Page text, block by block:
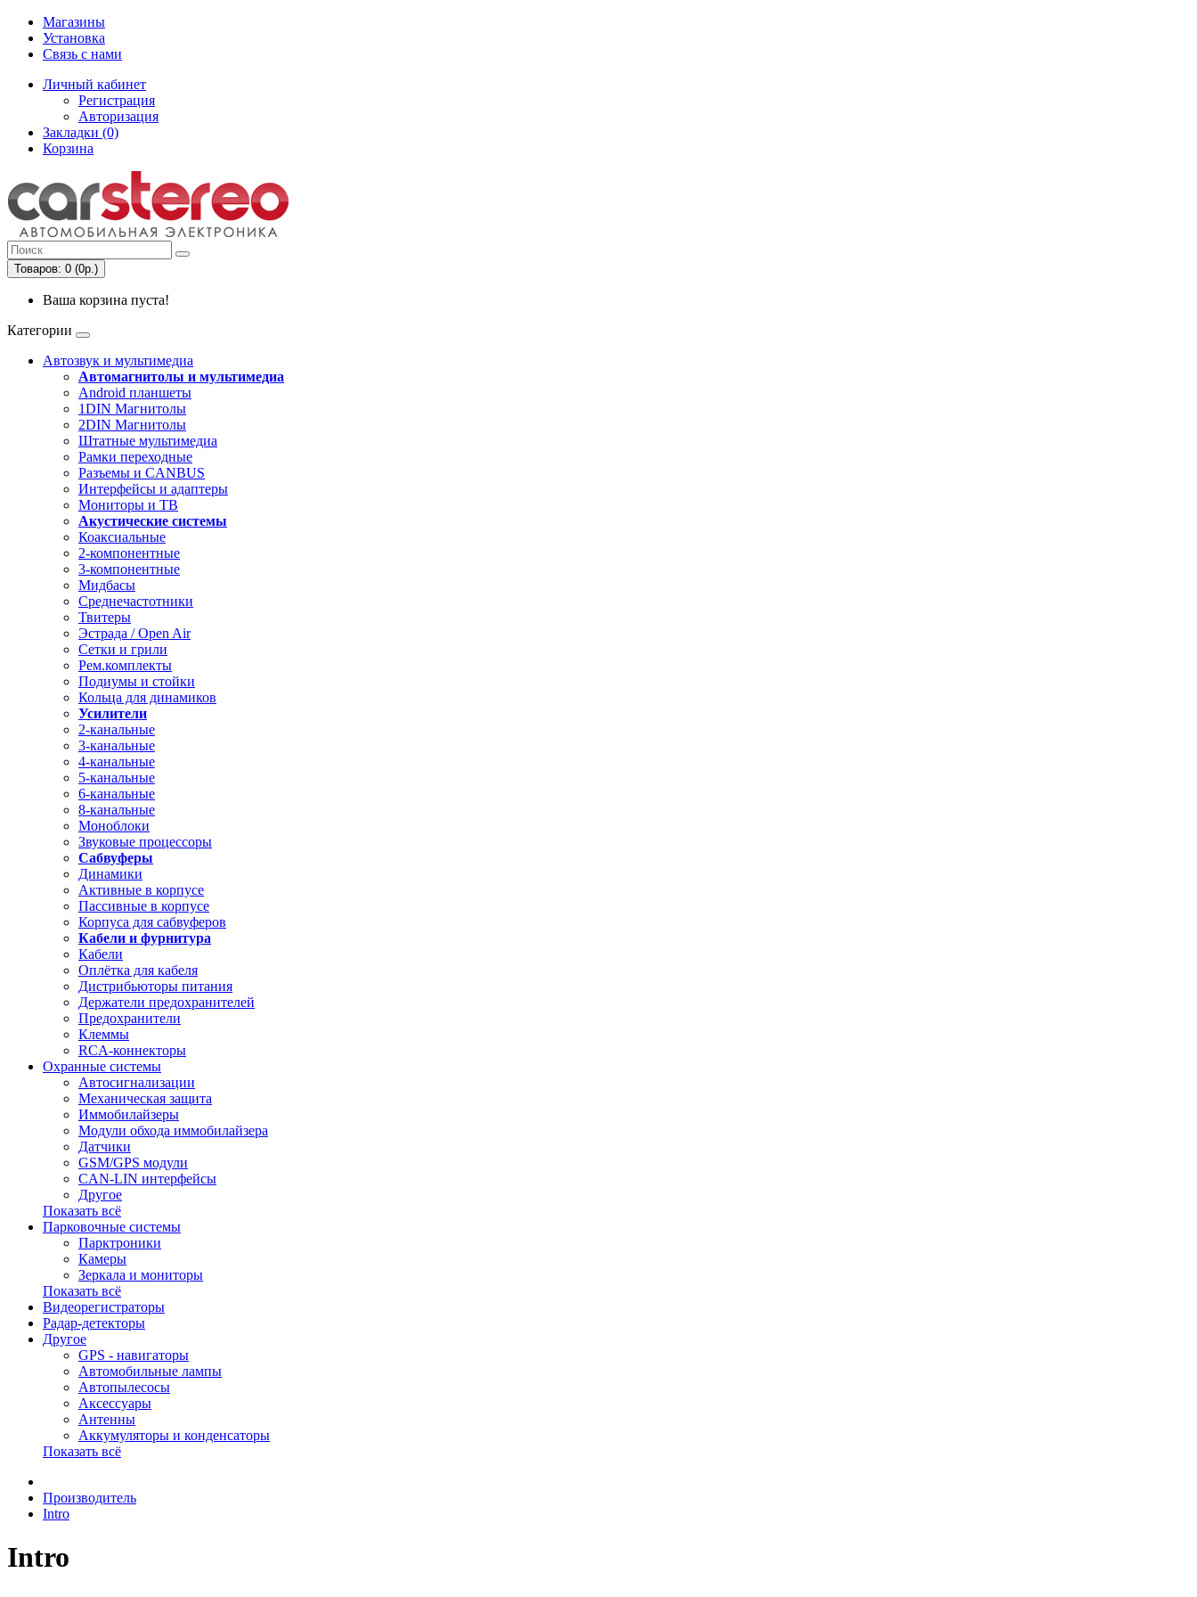
Магазины
Установка
Связь с нами
Личный кабинет
Регистрация
Авторизация
Закладки (0)
Корзина
Товаров: 0 (0р.)
Ваша корзина пуста!
Категории
Автозвук и мультимедиа
Автомагнитолы и мультимедиа
Android планшеты
1DIN Магнитолы
2DIN Магнитолы
Штатные мультимедиа
Рамки переходные
Разъемы и CANBUS
Интерфейсы и адаптеры
Мониторы и ТВ
Акустические системы
Коаксиальные
2-компонентные
3-компонентные
Мидбасы
Среднечастотники
Твитеры
Эстрада / Open Air
Сетки и грили
Рем.комплекты
Подиумы и стойки
Кольца для динамиков
Усилители
2-канальные
3-канальные
4-канальные
5-канальные
6-канальные
8-канальные
Моноблоки
Звуковые процессоры
Сабвуферы
Динамики
Активные в корпусе
Пассивные в корпусе
Корпуса для сабвуферов
Кабели и фурнитура
Кабели
Оплётка для кабеля
Дистрибьюторы питания
Держатели предохранителей
Предохранители
Клеммы
RCA-коннекторы
Охранные системы
Автосигнализации
Механическая защита
Иммобилайзеры
Модули обхода иммобилайзера
Датчики
GSM/GPS модули
CAN-LIN интерфейсы
Другое
Показать всё
Парковочные системы
Парктроники
Камеры
Зеркала и мониторы
Показать всё
Видеорегистраторы
Радар-детекторы
Другое
GPS - навигаторы
Автомобильные лампы
Автопылесосы
Аксессуары
Антенны
Аккумуляторы и конденсаторы
Показать всё
Производитель
Intro
Intro